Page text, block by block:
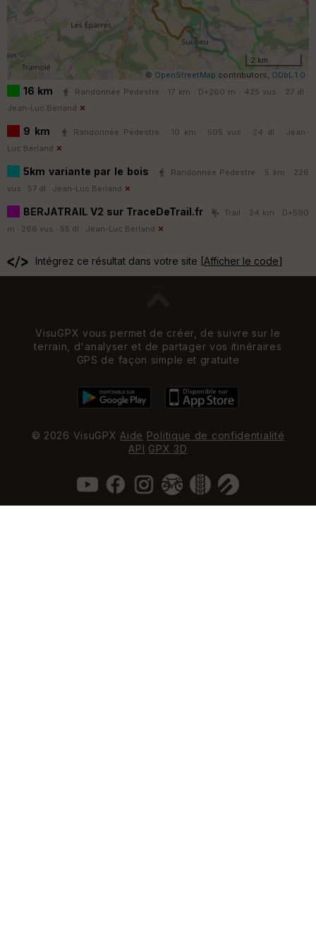
2 km
© OpenStreetMap contributors, ODbL 1.0
16 km
Randonnée Pédestre · 17 km · D+260 m · 425 vus · 27 dl ·
Jean-Luc.Berland
9 km Randonnée Pédestre · 10 km · 505 vus · 24 dl · Jean-
Luc.Berland
5km variante par le bois
Randonnée Pédestre · 5 km · 226
vus · 57 dl · Jean-Luc.Berland
BERJATRAIL V2 sur TraceDeTrail.fr
Trail · 24 km · D+590
m · 266 vus · 55 dl · Jean-Luc.Berland
Intégrez ce résultat dans votre site [Afficher le code]
VisuGPX vous permet de créer, de suivre sur le
terrain, d'analyser et de partager vos itinéraires
GPS de façon simple et gratuite
© 2026 VisuGPX Aide Politique de confidentialité
API GPX 3D